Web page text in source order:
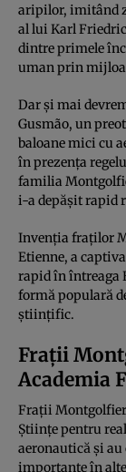
aripilor, imitând
al lui Karl
dintre primele
uman prin
Dar și mai
Gusmão, un
baloane mici cu
în prezența
familia
i-a depășit rapid
Invenția fraților
Etienne, a
rapid în întreaga
formă populară
științific.
Frații
Academia
Frații Montgolfier
Științe pentru
aeronautică și
importante în